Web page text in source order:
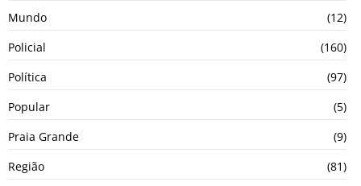
Mundo
(12)
Policial
(160)
Política
(97)
Popular
(5)
Praia Grande
(9)
Região
(81)